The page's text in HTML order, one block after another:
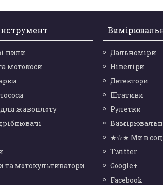
пили
мотокоси
живоплоту
та мотокультиватори
Дальноміри
Нівеліри
Детектори
Штативи
Рулетки
★☆★ Ми в
Twitter
Google+
Facebook